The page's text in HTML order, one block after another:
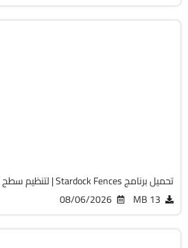
تحميل برنامج Stardock Fences | لتنظيم سطح المكتب
13 MB
08/06/2026